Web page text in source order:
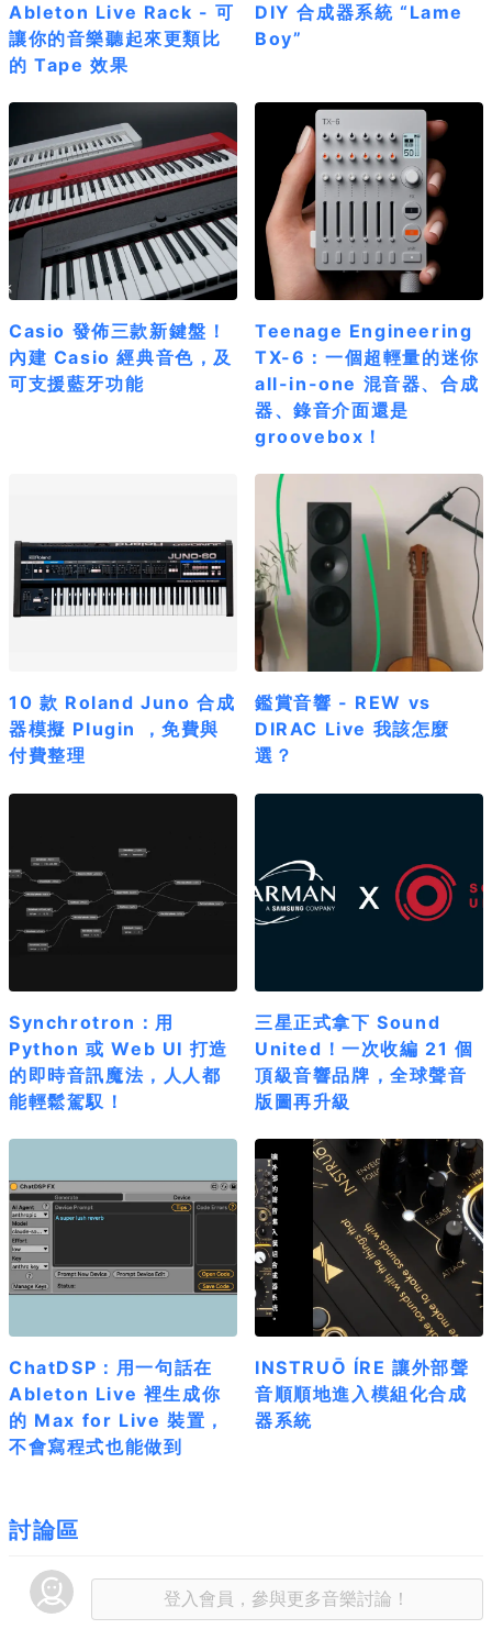
Ableton Live Rack - 可
讓你的音樂聽起來更類比
的 Tape 效果
DIY 合成器系統 “Lame
Boy”
Casio 發佈三款新鍵盤！
內建 Casio 經典音色，及
可支援藍牙功能
Teenage Engineering
TX-6：一個超輕量的迷你
all-in-one 混音器、合成
器、錄音介面還是
groovebox！
10 款 Roland Juno 合成
器模擬 Plugin ，免費與
付費整理
鑑賞音響 - REW vs
DIRAC Live 我該怎麼
選？
Synchrotron：用
Python 或 Web UI 打造
的即時音訊魔法，人人都
能輕鬆駕馭！
三星正式拿下 Sound
United！一次收編 21 個
頂級音響品牌，全球聲音
版圖再升級
ChatDSP：用一句話在
Ableton Live 裡生成你
的 Max for Live 裝置，
不會寫程式也能做到
INSTRUŌ ÍRE 讓外部聲
音順順地進入模組化合成
器系統
討論區